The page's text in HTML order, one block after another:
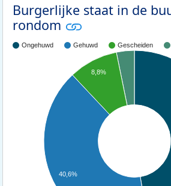
Burgerlijke staat in de
rondom
Ongehuwd Gehuwd Gescheiden
8,8%
40,6%